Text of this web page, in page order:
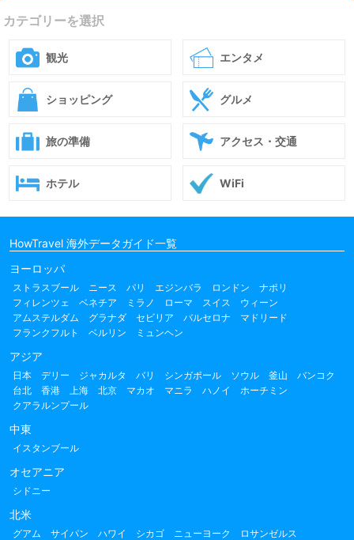
カテゴリーを選択
観光 エンタメ
ショッピング グルメ
旅の準備 アクセス・交通
ホテル WiFi
HowTravel 海外データガイド一覧
ヨーロッパ
ストラスブール ニース パリ エジンバラ ロンドン
ナポリ
フィレンツェ
ベネチア ミラノ ローマ スイス
ウィーン
アムステルダム
グラナダ セビリア バルセロナ
マドリード
フランクフルト
ベルリン ミュンヘン
アジア
日本 デリー ジャカルタ バリ シンガポール ソウル 釜山
バンコク
台北
香港 上海 北京 マカオ マニラ ハノイ
ホーチミン
クアラルンプール
中東
イスタンブール
オセアニア
シドニー
北米
グアム サイパン ハワイ シカゴ ニューヨーク ロサンゼルス